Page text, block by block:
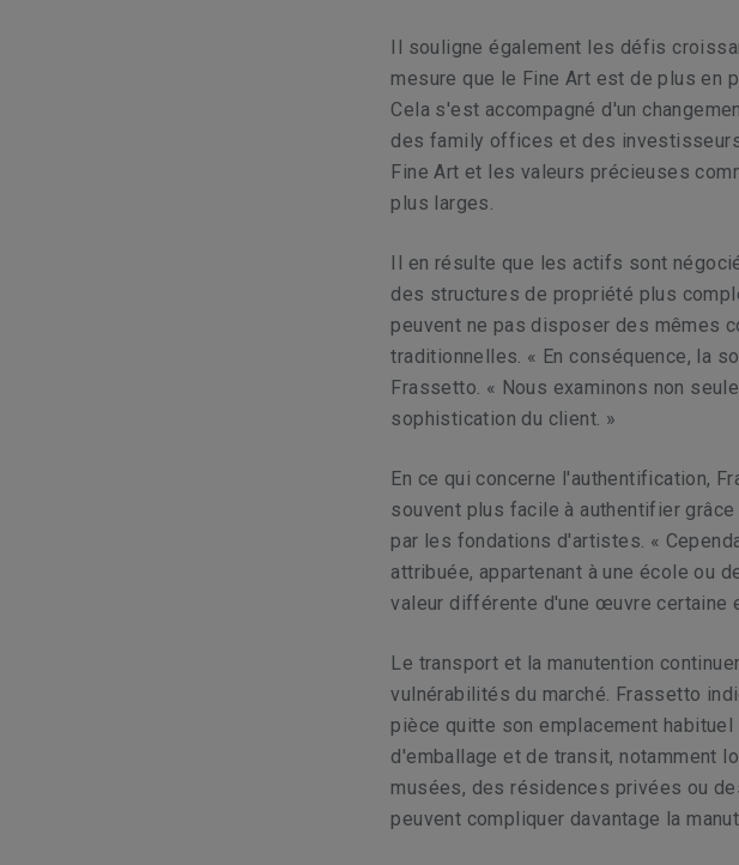
Il souligne également les défis
mesure que le Fine Art est de plus en
Cela s'est accompagné d'un
des family offices et des
Fine Art et les valeurs précieuses
plus larges.
Il en résulte que les actifs sont
des structures de propriété plus
peuvent ne pas disposer des mêmes
traditionnelles. « En conséquence, la
Frassetto. « Nous examinons non
sophistication du client. »
En ce qui concerne l'authentification,
souvent plus facile à authentifier
par les fondations d'artistes. «
attribuée, appartenant à une école ou
valeur différente d'une œuvre certaine
Le transport et la manutention
vulnérabilités du marché. Frassetto
pièce quitte son emplacement
d'emballage et de transit, notamment
musées, des résidences privées ou
peuvent compliquer davantage la